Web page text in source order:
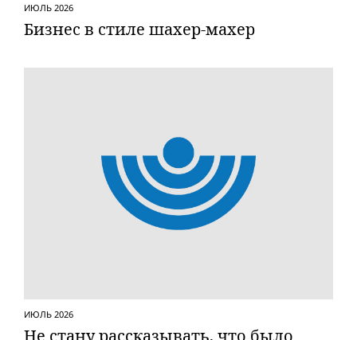
ИЮЛЬ 2026
Бизнес в стиле шахер-махер
ИЮЛЬ 2026
Не стану рассказывать, что было